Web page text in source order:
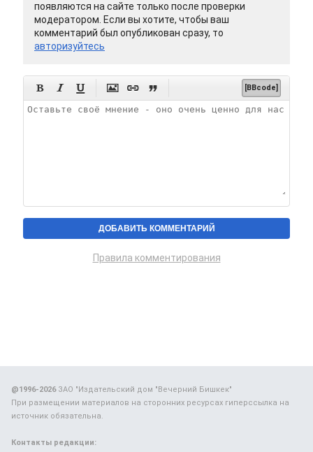
появляются на сайте только после проверки
модератором. Если вы хотите, чтобы ваш
комментарий был опубликован сразу, то
авторизуйтесь
      [BBcode]
Правила комментирования
@1996-2026ЗАО "Издательский дом "Вечерний Бишкек"
При размещении материалов на сторонних ресурсах гиперссылка на
источник обязательна.
Контакты редакции: